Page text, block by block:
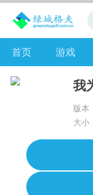
首页 游戏
我
版本
大小